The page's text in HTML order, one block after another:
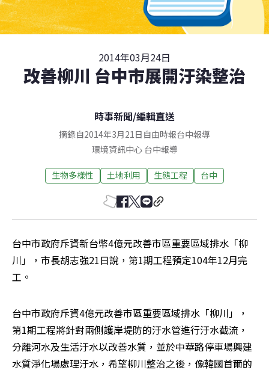
2014年03月24日
改善柳川 台中市展開汙染整治
時事新聞/編輯直送
摘錄自2014年3月21日自由時報台中報導
環境資訊中心 台中報導
生物多樣性 土地利用 生態工程 台中
台中市政府斥資新台幣4億元改善市區重要區域排水「柳
川」，市長胡志強21日說，第1期工程預定104年12月完
工。
台中市政府斥資4億元改善市區重要區域排水「柳川」，
第1期工程將針對兩側護岸堤防的汙水管進行汙水截流，
分離河水及生活汙水以改善水質，並於中華路停車場興建
水質淨化場處理汙水，希望柳川整治之後，像韓國首爾的